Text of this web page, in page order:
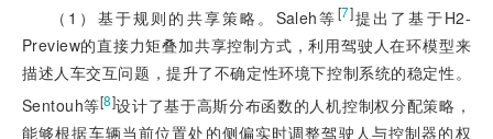
（1）基于规则的共享策略。Saleh等[7]提出了基于H2-
Preview的直接力矩叠加共享控制方式，利用驾驶人在环模型来
描述人车交互问题，提升了不确定性环境下控制系统的稳定性。
Sentouh等[8]设计了基于高斯分布函数的人机控制权分配策略，
能够根据车辆当前位置处的侧偏实时调整驾驶人与控制器的权